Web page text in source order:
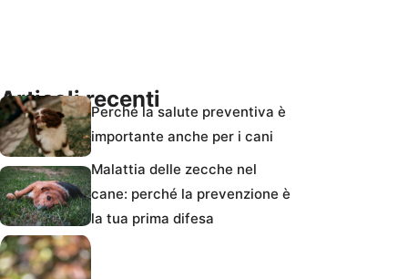
Articoli recentiPerché la salute preventiva è
importante anche per i cani
Malattia delle zecche nel
cane: perché la prevenzione è
la tua prima difesa